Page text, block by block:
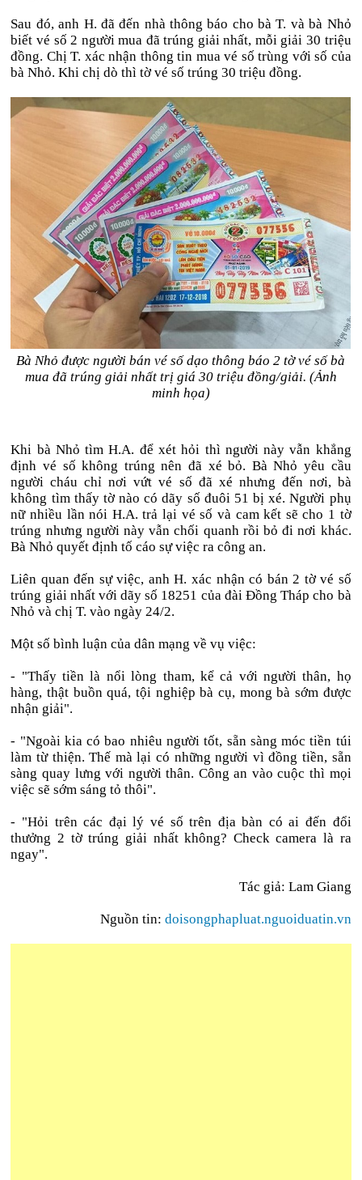
Sau đó, anh H. đã đến nhà thông báo cho bà T. và bà Nhỏ
biết vé số 2 người mua đã trúng giải nhất, mỗi giải 30 triệu
đồng. Chị T. xác nhận thông tin mua vé số trùng với số của
bà Nhỏ. Khi chị dò thì tờ vé số trúng 30 triệu đồng.
Bà Nhỏ được người bán vé số dạo thông báo 2 tờ vé số bà
mua đã trúng giải nhất trị giá 30 triệu đồng/giải. (Ảnh
minh họa)
Khi bà Nhỏ tìm H.A. để xét hỏi thì người này vẫn khẳng
định vé số không trúng nên đã xé bỏ. Bà Nhỏ yêu cầu
người cháu chỉ nơi vứt vé số đã xé nhưng đến nơi, bà
không tìm thấy tờ nào có dãy số đuôi 51 bị xé. Người phụ
nữ nhiều lần nói H.A. trả lại vé số và cam kết sẽ cho 1 tờ
trúng nhưng người này vẫn chối quanh rồi bỏ đi nơi khác.
Bà Nhỏ quyết định tố cáo sự việc ra công an.
Liên quan đến sự việc, anh H. xác nhận có bán 2 tờ vé số
trúng giải nhất với dãy số 18251 của đài Đồng Tháp cho bà
Nhỏ và chị T. vào ngày 24/2.
Một số bình luận của dân mạng về vụ việc:
- "Thấy tiền là nổi lòng tham, kể cả với người thân, họ
hàng, thật buồn quá, tội nghiệp bà cụ, mong bà sớm được
nhận giải".
- "Ngoài kia có bao nhiêu người tốt, sẵn sàng móc tiền túi
làm từ thiện. Thế mà lại có những người vì đồng tiền, sẵn
sàng quay lưng với người thân. Công an vào cuộc thì mọi
việc sẽ sớm sáng tỏ thôi".
- "Hỏi trên các đại lý vé số trên địa bàn có ai đến đổi
thưởng 2 tờ trúng giải nhất không? Check camera là ra
ngay".
Tác giả: Lam Giang
Nguồn tin: doisongphapluat.nguoiduatin.vn